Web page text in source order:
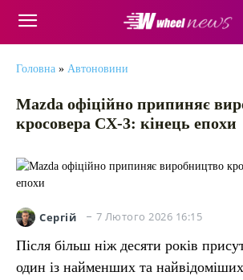
Головна » Автоновини
Mazda офіційно припиняє
кросовера CX-3: кінець епохи
Сергій 7 Лютого 2026 16:15
Після більш ніж десяти років
один із найменших та